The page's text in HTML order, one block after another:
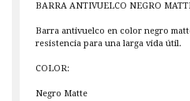
BARRA ANTIVUELCO NEGRO
Barra antivuelco en color negro
resistencia para una larga vida útil.
COLOR:
Negro Matte